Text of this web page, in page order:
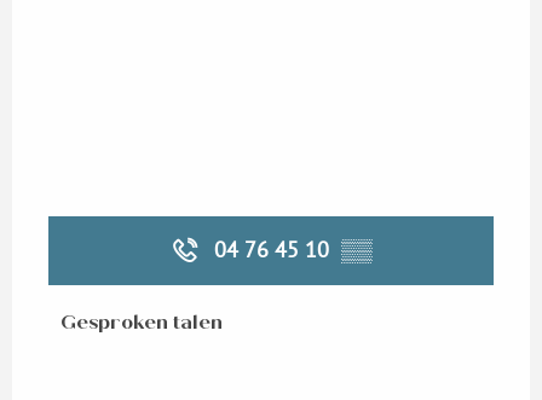
04 76 45 10 ▒▒
Gesproken talen
Gesproken talen